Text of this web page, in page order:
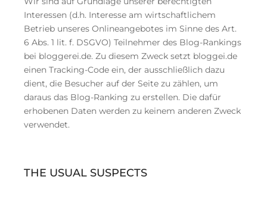
Interessen (d.h. Interesse am wirtschaftlichem
Betrieb unseres Onlineangebotes im Sinne des Art.
6 Abs. 1 lit. f. DSGVO) Teilnehmer des Blog-Rankings
bei bloggerei.de. Zu diesem Zweck setzt bloggei.de
einen Tracking-Code ein, der ausschließlich dazu
dient, die Besucher auf der Seite zu zählen, um
daraus das Blog-Ranking zu erstellen. Die dafür
erhobenen Daten werden zu keinem anderen Zweck
verwendet.
THE USUAL SUSPECTS